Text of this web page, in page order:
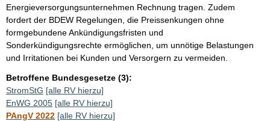
Energieversorgungsunternehmen Rechnung tragen. Zudem
fordert der BDEW Regelungen, die Preissenkungen ohne
formgebundene Ankündigungsfristen und
Sonderkündigungsrechte ermöglichen, um unnötige Belastungen
und Irritationen bei Kunden und Versorgern zu vermeiden.
Betroffene Bundesgesetze (3):
StromStG [alle RV hierzu]
EnWG 2005 [alle RV hierzu]
PAngV 2022 [alle RV hierzu]